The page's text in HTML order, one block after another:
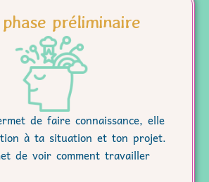
phase préliminaire
de faire connaissance, elle
à ta situation et ton projet.
de voir comment travailler